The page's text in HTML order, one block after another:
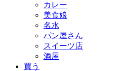
カレー
美食娘
名水
パン屋さん
スイーツ店
酒屋
買う